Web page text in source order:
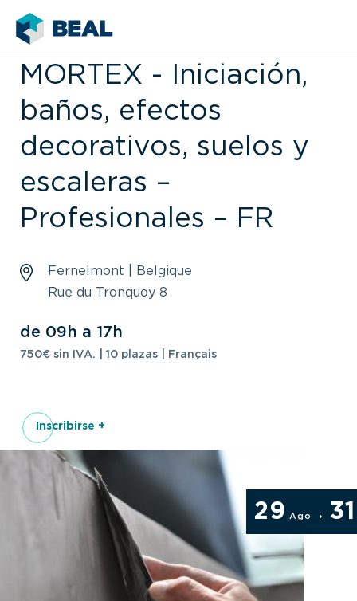
29 Ago 31
MORTEX - Iniciación,
baños, efectos
decorativos, suelos y
escaleras –
Profesionales – FR
Fernelmont | Belgique
Rue du Tronquoy 8
de 09h a 17h
750€ sin IVA. | 10 plazas | Français
Inscribirse +